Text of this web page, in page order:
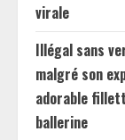
virale
Illégal sans
malgré son
adorable
ballerine